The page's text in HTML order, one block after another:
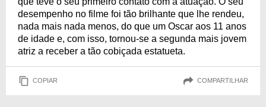
desempenho no filme foi tão brilhante que lhe rendeu,
nada mais nada menos, do que um Oscar aos 11 anos
de idade e, com isso, tornou-se a segunda mais jovem
atriz a receber a tão cobiçada estatueta.
COPIAR COMPARTILHAR